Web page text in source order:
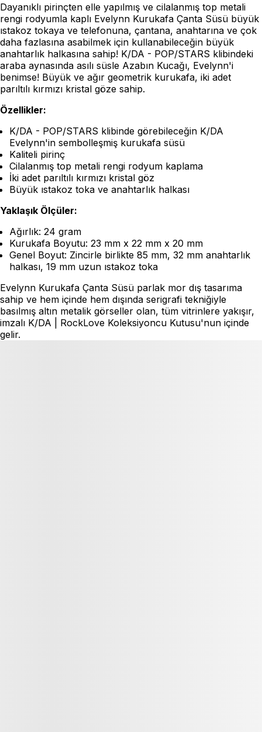
Dayanıklı pirinçten elle yapılmış ve cilalanmış top metali
rengi rodyumla kaplı Evelynn Kurukafa Çanta Süsü büyük
ıstakoz tokaya ve telefonuna, çantana, anahtarına ve çok
daha fazlasına asabilmek için kullanabileceğin büyük
anahtarlık halkasına sahip! K/DA - POP/STARS klibindeki
araba aynasında asılı süsle Azabın Kucağı, Evelynn'i
benimse! Büyük ve ağır geometrik kurukafa, iki adet
parıltılı kırmızı kristal göze sahip.
Özellikler:
K/DA - POP/STARS klibinde görebileceğin K/DA
Evelynn'in sembolleşmiş kurukafa süsü
Kaliteli pirinç
Cilalanmış top metali rengi rodyum kaplama
İki adet parıltılı kırmızı kristal göz
Büyük ıstakoz toka ve anahtarlık halkası
Yaklaşık Ölçüler:
Ağırlık: 24 gram
Kurukafa Boyutu: 23 mm x 22 mm x 20 mm
Genel Boyut: Zincirle birlikte 85 mm, 32 mm anahtarlık
halkası, 19 mm uzun ıstakoz toka
Evelynn Kurukafa Çanta Süsü parlak mor dış tasarıma
sahip ve hem içinde hem dışında serigrafi tekniğiyle
basılmış altın metalik görseller olan, tüm vitrinlere yakışır,
imzalı K/DA | RockLove Koleksiyoncu Kutusu'nun içinde
gelir.